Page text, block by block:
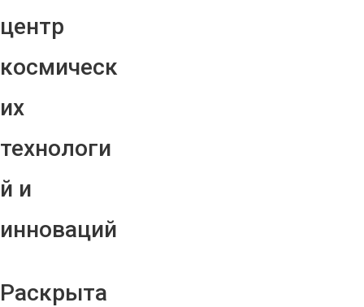
центр
космическ
их
технологи
й и
инноваций
Раскрыта